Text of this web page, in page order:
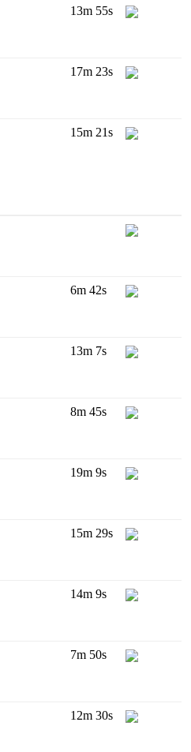
13m 55s
17m 23s
15m 21s
6m 42s
13m 7s
8m 45s
19m 9s
15m 29s
14m 9s
7m 50s
12m 30s